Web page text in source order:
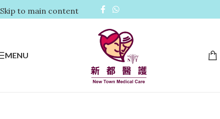
Skip to main content
MENU